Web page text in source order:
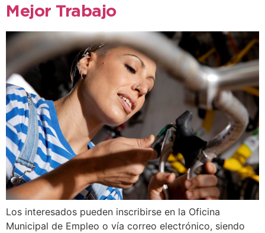
Mejor Trabajo
Los interesados pueden inscribirse en la Oficina
Municipal de Empleo o vía correo electrónico, siendo